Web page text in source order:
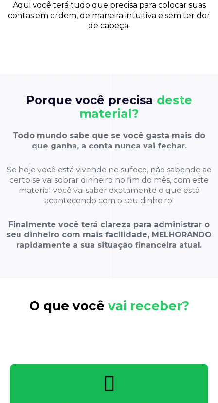
Aqui você terá tudo que precisa para colocar suas
contas em ordem, de maneira intuitiva e sem ter dor
de cabeça.
Porque você precisa deste
material?
Todo mundo sabe que se você gasta mais do
que ganha, a conta nunca vai fechar.
Se hoje você está vivendo no sufoco, não sabendo ao
certo se vai sobrar dinheiro no fim do mês, com este
material você vai saber exatamente o que está
acontecendo com o seu dinheiro!
Finalmente você terá clareza para administrar o
seu dinheiro com mais facilidade, MELHORANDO
rapidamente a sua situação financeira atual.
O que você vai receber?